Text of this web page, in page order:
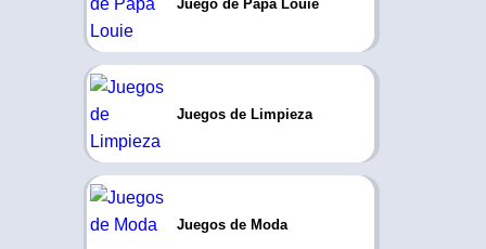
Juego de Papa Louie
Juegos de Limpieza
Juegos de Moda